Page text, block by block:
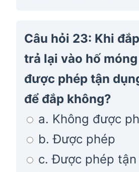
Câu hỏi 23: Khi
trả lại vào hố
được phép tận
để đắp không?
a. Không được
b. Được phép
c. Được phép tận